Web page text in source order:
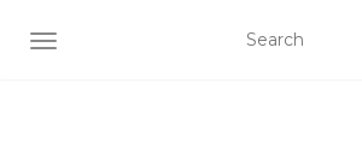
SCHALTE NAVIGATION